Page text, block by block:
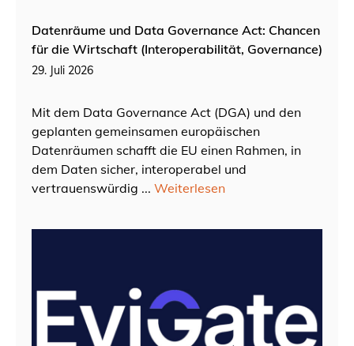
Datenräume und Data Governance Act: Chancen
für die Wirtschaft (Interoperabilität, Governance)
29. Juli 2026
Mit dem Data Governance Act (DGA) und den
geplanten gemeinsamen europäischen
Datenräumen schafft die EU einen Rahmen, in
dem Daten sicher, interoperabel und
vertrauenswürdig ... Weiterlesen